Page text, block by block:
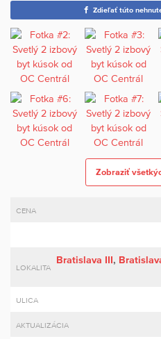
Zdieľať túto
Zobraziť
CENA
LOKALITA
Bratislava III,
ULICA
AKTUALIZÁCIA